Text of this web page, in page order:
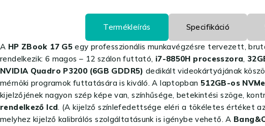
Termékleírás Specifikáció
A HP ZBook 17 G5 egy professzionális munkavégzésre tervezett,
rendelkezik: 6 magos – 12 szálon futtató, i7-8850H processzora,
NVIDIA Quadro P3200 (6GB GDDR5) dedikált videokártyájának
mérnöki programok futtatására is kiváló. A laptopban 512GB-os
kijelzőjének nagyon szép képe van, színhűsége, betekintési szöge,
rendelkező lcd. (A kijelző színlefedettsége eléri a tökéletes értéket
melyhez kijelző kalibrálós szolgáltatásunk is igénybe vehető. A